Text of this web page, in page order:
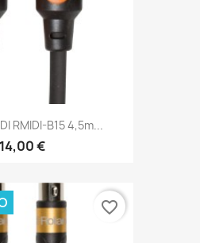
RMIDI-B15 4,5m...
14,00 €
favorite_border